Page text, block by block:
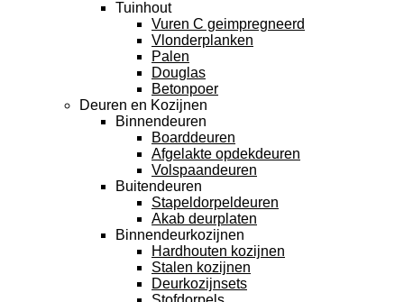
Tuinhout
Vuren C geimpregneerd
Vlonderplanken
Palen
Douglas
Betonpoer
Deuren en Kozijnen
Binnendeuren
Boarddeuren
Afgelakte opdekdeuren
Volspaandeuren
Buitendeuren
Stapeldorpeldeuren
Akab deurplaten
Binnendeurkozijnen
Hardhouten kozijnen
Stalen kozijnen
Deurkozijnsets